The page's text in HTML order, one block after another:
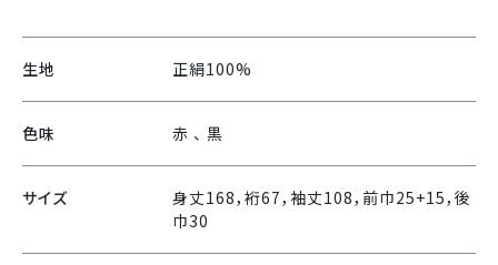
生地 正絹100%
色味 赤 、 黒
サイズ
身丈168，裄67，袖丈108，前巾25+15，後
巾30